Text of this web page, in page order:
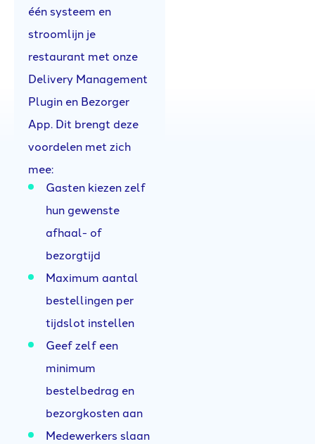
één systeem en
stroomlijn je
restaurant met onze
Delivery Management
Plugin en Bezorger
App. Dit brengt deze
voordelen met zich
mee:
Gasten kiezen zelf
hun gewenste
afhaal- of
bezorgtijd
Maximum aantal
bestellingen per
tijdslot instellen
Geef zelf een
minimum
bestelbedrag en
bezorgkosten aan
Medewerkers slaan